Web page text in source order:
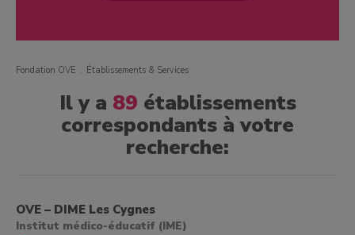
Fondation OVE Établissements & Services
Il y a 89 établissements
correspondants à votre
recherche:
OVE – DIME Les Cygnes
Institut médico-éducatif (IME)